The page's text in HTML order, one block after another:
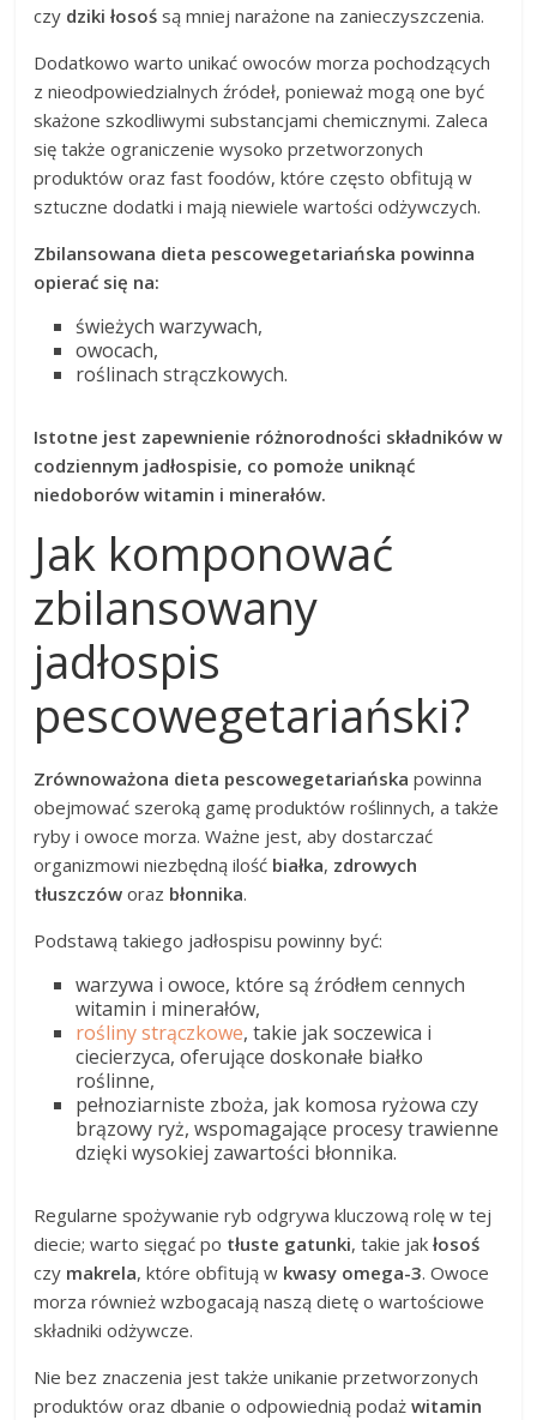
czy dziki łosoś są mniej narażone na zanieczyszczenia.
Dodatkowo warto unikać owoców morza pochodzących
z nieodpowiedzialnych źródeł, ponieważ mogą one być
skażone szkodliwymi substancjami chemicznymi. Zaleca
się także ograniczenie wysoko przetworzonych
produktów oraz fast foodów, które często obfitują w
sztuczne dodatki i mają niewiele wartości odżywczych.
Zbilansowana dieta pescowegetariańska powinna
opierać się na:
świeżych warzywach,
owocach,
roślinach strączkowych.
Istotne jest zapewnienie różnorodności składników w
codziennym jadłospisie, co pomoże uniknąć
niedoborów witamin i minerałów.
Jak komponować
zbilansowany
jadłospis
pescowegetariański?
Zrównoważona dieta pescowegetariańska powinna
obejmować szeroką gamę produktów roślinnych, a także
ryby i owoce morza. Ważne jest, aby dostarczać
organizmowi niezbędną ilość białka, zdrowych
tłuszczów oraz błonnika.
Podstawą takiego jadłospisu powinny być:
warzywa i owoce, które są źródłem cennych
witamin i minerałów,
rośliny strączkowe, takie jak soczewica i
ciecierzyca, oferujące doskonałe białko
roślinne,
pełnoziarniste zboża, jak komosa ryżowa czy
brązowy ryż, wspomagające procesy trawienne
dzięki wysokiej zawartości błonnika.
Regularne spożywanie ryb odgrywa kluczową rolę w tej
diecie; warto sięgać po tłuste gatunki, takie jakłosoś
czy makrela, które obfitują w kwasy omega-3. Owoce
morza również wzbogacają naszą dietę o wartościowe
składniki odżywcze.
Nie bez znaczenia jest także unikanie przetworzonych
produktów oraz dbanie o odpowiednią podażwitamin